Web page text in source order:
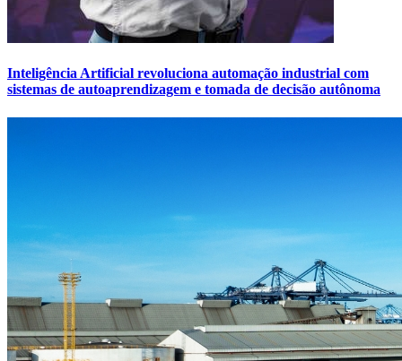
Inteligência Artificial revoluciona automação industrial com
sistemas de autoaprendizagem e tomada de decisão autônoma